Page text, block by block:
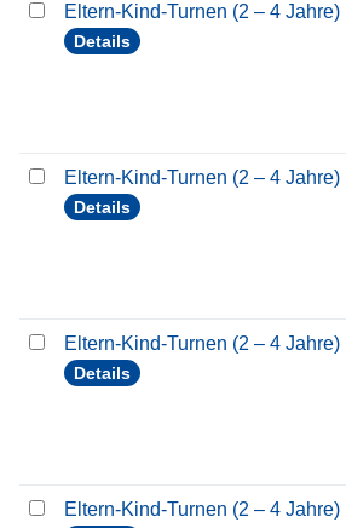
Eltern-Kind-Turnen (2 – 4 Jahre)
Details
Eltern-Kind-Turnen (2 – 4 Jahre)
Details
Eltern-Kind-Turnen (2 – 4 Jahre)
Details
Eltern-Kind-Turnen (2 – 4 Jahre)